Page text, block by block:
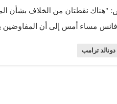
"هناك نقطتان من الخلاف بشأن
مساء أمس إلى أن المفاوضين
دونالد ترامب